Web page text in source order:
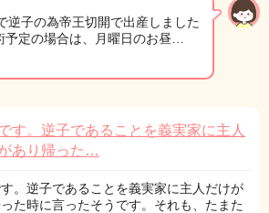
逆子の為帝王切開で出産しました
予定の場合は、月曜日のお昼…
す。逆子であることを義実家に主人
あり帰った…
。逆子であることを義実家に主人だけが
た時に言ったそうです。それも、たまた